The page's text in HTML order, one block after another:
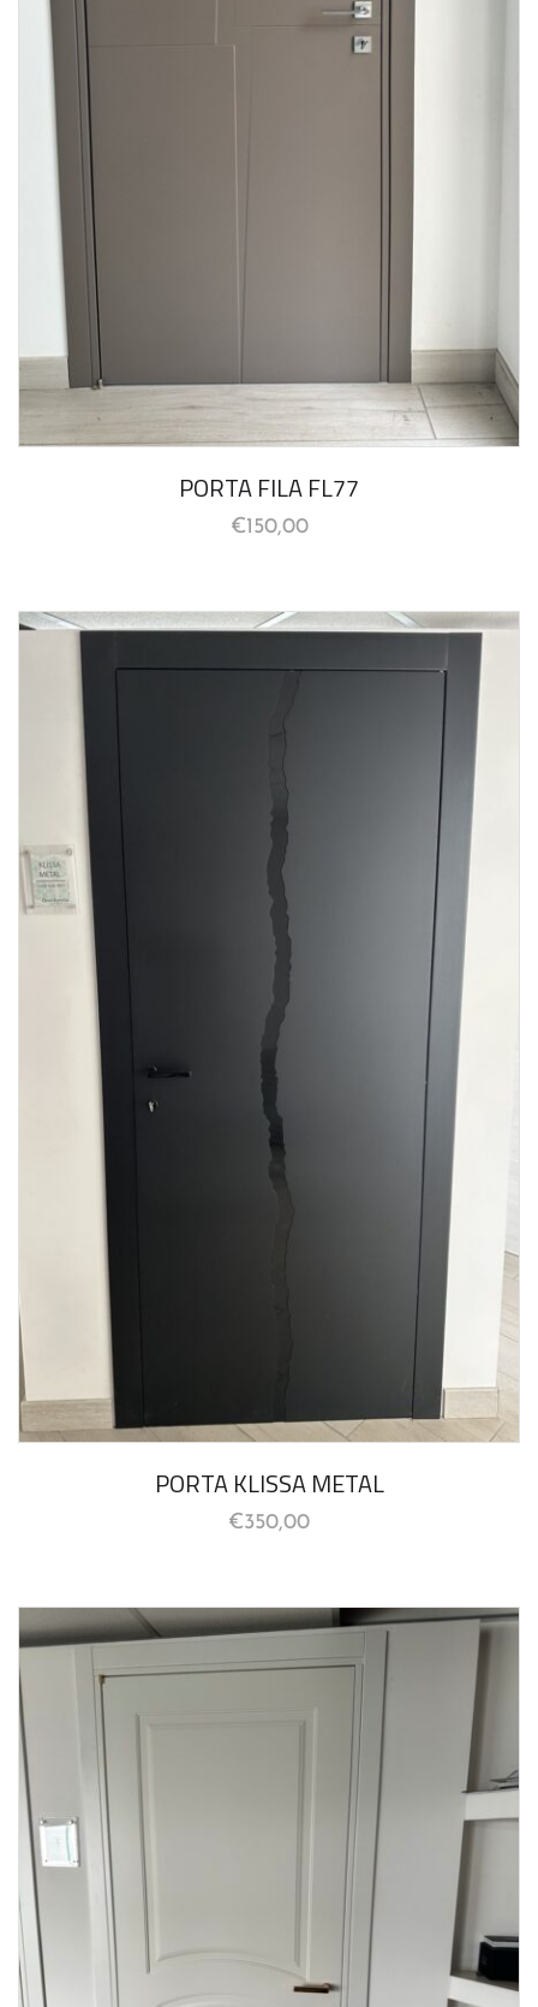
PORTA FILA FL77
€150,00
PORTA KLISSA METAL
€350,00